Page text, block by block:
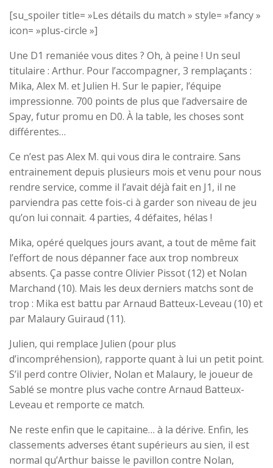
[su_spoiler title= »Les détails du match » style= »fancy »
icon= »plus-circle »]
Une D1 remaniée vous dites ? Oh, à peine ! Un seul
titulaire : Arthur. Pour l’accompagner, 3 remplaçants :
Mika, Alex M. et Julien H. Sur le papier, l’équipe
impressionne. 700 points de plus que l’adversaire de
Spay, futur promu en D0. À la table, les choses sont
différentes…
Ce n’est pas Alex M. qui vous dira le contraire. Sans
entrainement depuis plusieurs mois et venu pour nous
rendre service, comme il l’avait déjà fait en J1, il ne
parviendra pas cette fois-ci à garder son niveau de jeu
qu’on lui connait. 4 parties, 4 défaites, hélas !
Mika, opéré quelques jours avant, a tout de même fait
l’effort de nous dépanner face aux trop nombreux
absents. Ça passe contre Olivier Pissot (12) et Nolan
Marchand (10). Mais les deux derniers matchs sont de
trop : Mika est battu par Arnaud Batteux-Leveau (10) et
par Malaury Guiraud (11).
Julien, qui remplace Julien (pour plus
d’incompréhension), rapporte quant à lui un petit point.
S’il perd contre Olivier, Nolan et Malaury, le joueur de
Sablé se montre plus vache contre Arnaud Batteux-
Leveau et remporte ce match.
Ne reste enfin que le capitaine… à la dérive. Enfin, les
classements adverses étant supérieurs au sien, il est
normal qu’Arthur baisse le pavillon contre Nolan,